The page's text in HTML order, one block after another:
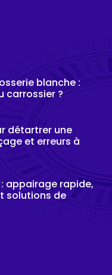
blanche :
carrossier ?
détartrer une
et erreurs à
appairage rapide,
solutions de